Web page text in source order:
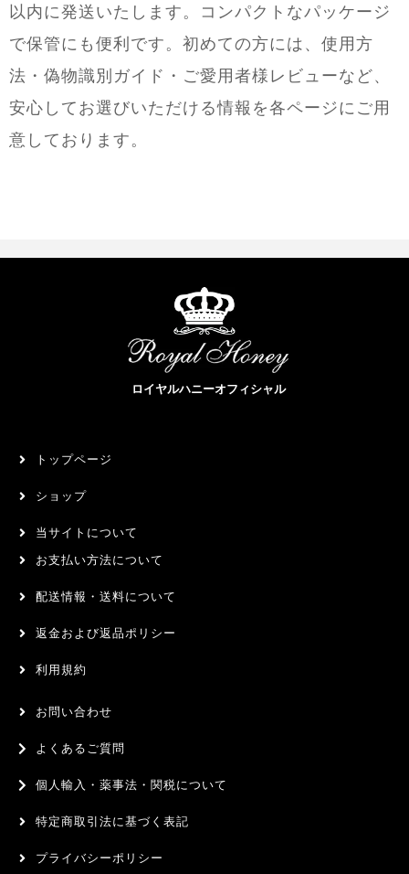
以内に発送いたします。コンパクトなパッケージ
で保管にも便利です。初めての方には、使用方
法・偽物識別ガイド・ご愛用者様レビューなど、
安心してお選びいただける情報を各ページにご用
意しております。
ロイヤルハニーオフィシャル
トップページ
ショップ
当サイトについて
お支払い方法について
配送情報・送料について
返金および返品ポリシー
利用規約
お問い合わせ
よくあるご質問
個人輸入・薬事法・関税について
特定商取引法に基づく表記
プライバシーポリシー